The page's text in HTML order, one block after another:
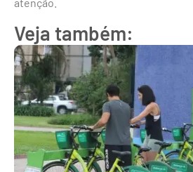
atenção.
Veja também: